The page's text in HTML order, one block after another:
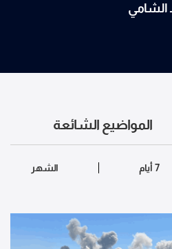
الشامي
المواضيع الشائعة